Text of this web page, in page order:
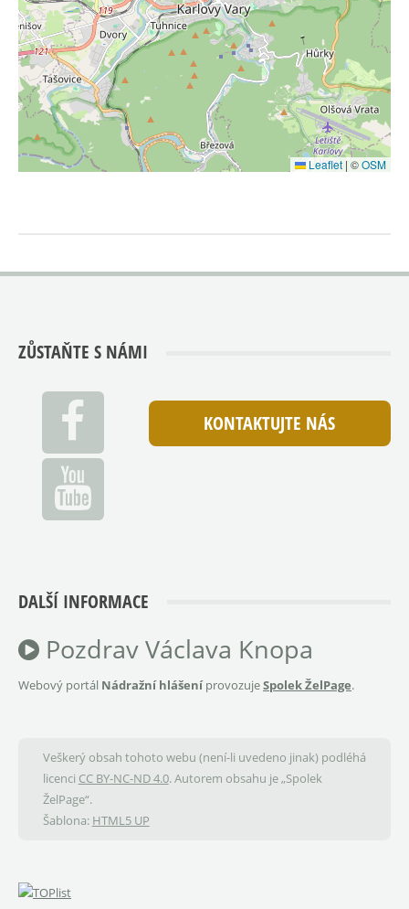
Leaflet | ©OSM
ZŮSTAŇTE S NÁMI
KONTAKTUJTE NÁS
DALŠÍ INFORMACE
Pozdrav Václava Knopa
Webový portál Nádražní hlášeníprovozujeSpolek ŽelPage.
Veškerý obsah tohoto webu (není-li uvedeno jinak) podléhá
licenci CC BY-NC-ND 4.0. Autorem obsahu je „Spolek
ŽelPage“.
Šablona: HTML5 UP